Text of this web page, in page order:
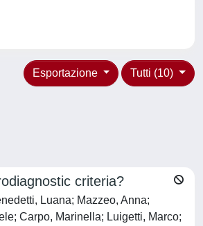
Tutti (10)
Esportazione
criteria?
Luana; Mazzeo, Anna;
Carpo, Marinella; Luigetti, Marco;